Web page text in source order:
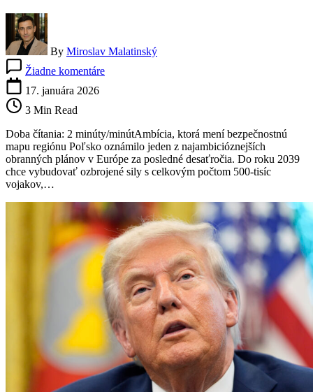
By Miroslav Malatinský
Žiadne komentárePoľsko
tisíc
vojakmi:
Varšava
stavia
digitálnu,
psychologickú
aj
technologickú
obranu
17. januára 2026
3 Min Read
Doba čítania: 2 minúty/minútAmbícia, ktorá mení bezpečnostnú
mapu regiónu Poľsko oznámilo jeden z najambicióznejších
obranných plánov v Európe za posledné desaťročia. Do roku 2039
chce vybudovať ozbrojené sily s celkovým počtom 500-tisíc
vojakov,…